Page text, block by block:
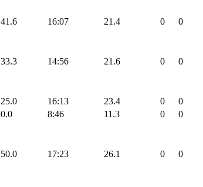
41.6 16:07 21.4 0
0
33.3 14:56 21.6 0
0
25.0 16:13 23.4 0
0
0.0 8:46 11.3 0
0
50.0 17:23 26.1 0
0